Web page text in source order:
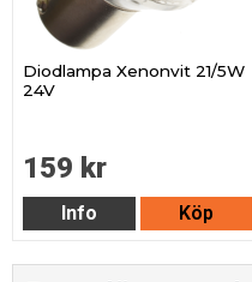
Diodlampa Xenonvit 21/5W
24V
159 kr
Info Köp